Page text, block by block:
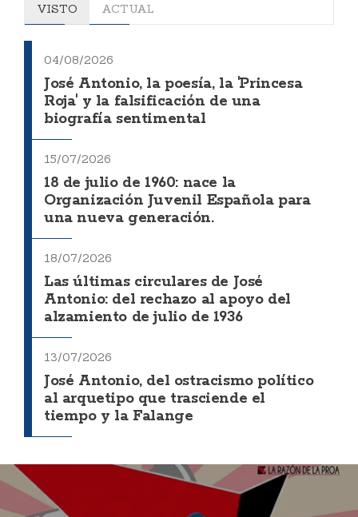
VISTO ACTUAL
04/08/2026
José Antonio, la poesía, la 'Princesa
Roja' y la falsificación de una
biografía sentimental
15/07/2026
18 de julio de 1960: nace la
Organización Juvenil Española para
una nueva generación.
18/07/2026
Las últimas circulares de José
Antonio: del rechazo al apoyo del
alzamiento de julio de 1936
13/07/2026
José Antonio, del ostracismo político
al arquetipo que trasciende el
tiempo y la Falange